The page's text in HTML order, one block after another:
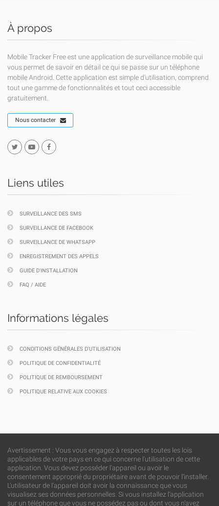
À propos
Mobile Tracker Free est une application de surveillance mobile qui
vous permet de savoir en détail ce qui se passe sur un téléphone
mobile Android. Cette application est simple d'utilisation, comprend
tout une gamme de fonctionnalités et tout ceci accessible
gratuitement.
Nous contacter
Liens utiles
SURVEILLANCE DES SMS
SURVEILLANCE DE FACEBOOK
SURVEILLANCE DE WHATSAPP
ENREGISTREMENT DES APPELS
GUIDE D'INSTALLATION
FAQ / AIDE
Informations légales
CONDITIONS GÉNÉRALES D'UTILISATION
POLITIQUE DE CONFIDENTIALITÉ
POLITIQUE DE REMBOURSEMENT
POLITIQUE RELATIVE AUX COOKIES
Avertissement : Vous vous engagez à respecter toutes les lois
applicables de votre pays en ce qui concerne l'utilisation de cette
application. Vous devez posséder l'appareil ou avoir le
consentement approprié du propriétaire avant de pouvoir l'installer.
L'utilisateur de l'appareil doit avoir la connaissance que vous
visualisez ses données personnelles. Si vous installez l'application
sur un téléphone que vous ne possédez pas ou dont vous n'avez